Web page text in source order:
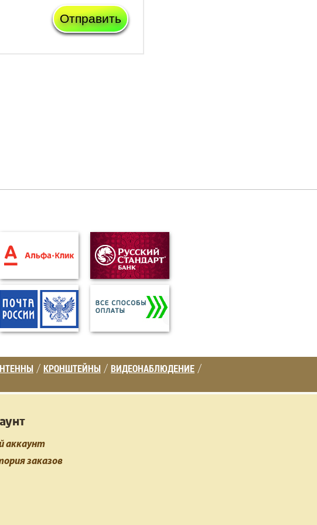
/ КРОНШТЕЙНЫ / ВИДЕОНАБЛЮДЕНИЕ /
аккаунт
заказов